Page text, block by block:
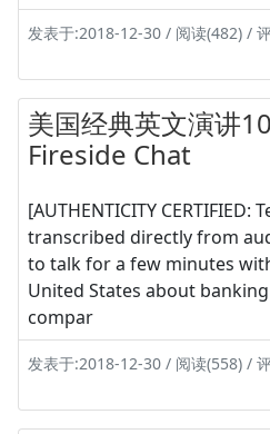
发表于:2018-12-30 / 阅读(482) /
美国经典英文演讲
Fireside Chat
[AUTHENTICITY CERTIFIED:
transcribed directly from
to talk for a few minutes
United States about
compar
发表于:2018-12-30 / 阅读(558) /